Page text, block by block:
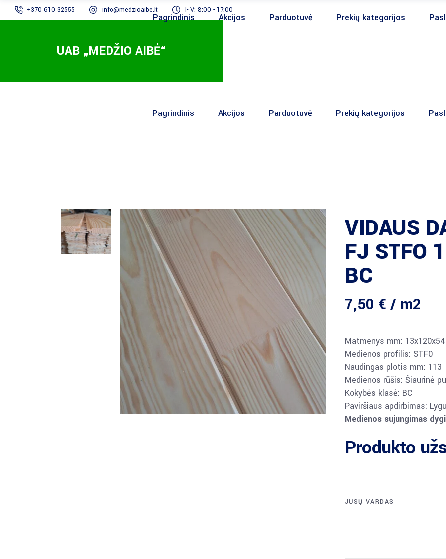
+370 610 32555 info@medzioaibe.lt I- V: 8:00 - 17:00
UAB „MEDŽIO AIBĖ“
Pagrindinis Akcijos Parduotuvė Prekių kategorijos
Pagrindinis Akcijos Parduotuvė Prekių kategorijos
VIDAUS
FJ STFO
BC
7,50 € / m2
Matmenys mm:
Medienos profilis: STF0
Naudingas plotis mm: 113
Medienos rūšis: Šiaurinė
Kokybės klasė: BC
Paviršiaus apdirbimas:
Medienos sujungimas
Produkto
JŪSŲ VARDAS